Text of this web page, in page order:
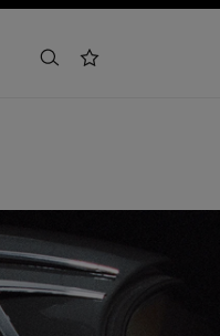
buscarlista de deseos